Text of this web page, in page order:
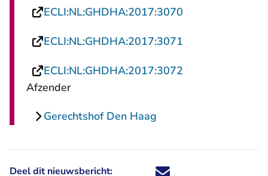
ECLI:NL:GHDHA:2017:3070
ECLI:NL:GHDHA:2017:3071
ECLI:NL:GHDHA:2017:3072
Afzender
Gerechtshof Den Haag
Deel dit nieuwsbericht: Deel dit nieuwsbericht via X -
Deel dit nieuwsbericht via
Deel dit nieuwsbericht
Deel dit